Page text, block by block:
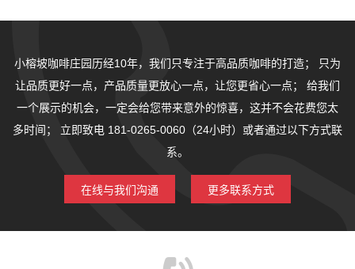
小榕坡咖啡庄园历经10年，我们只专注于高品质咖啡的打造；
只为
让品质更好一点，产品质量更放心一点，让您更省心一点；
给我们
一个展示的机会，一定会给您带来意外的惊喜，这并不会花费您太
多时间；
立即致电 181-0265-0060（24小时）或者通过以下方式联
系。
在线与我们沟通 更多联系方式